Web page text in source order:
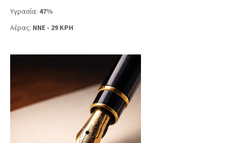
Υγρασία: 47%
Αέρας: NNE - 29 KPH